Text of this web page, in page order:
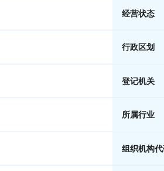
经营状态
行政区划
登记机关
所属行业
组织机构